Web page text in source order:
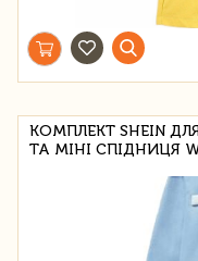
КОМПЛЕКТ SHEIN
ТА МІНІ СПІДНИЦЯ